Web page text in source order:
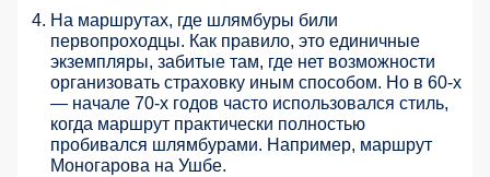
На маршрутах, где шлямбуры били
первопроходцы. Как правило, это единичные
экземпляры, забитые там, где нет возможности
организовать страховку иным способом. Но в 60-х
— начале 70-х годов часто использовался стиль,
когда маршрут практически полностью
пробивался шлямбурами. Например, маршрут
Моногарова на Ушбе.